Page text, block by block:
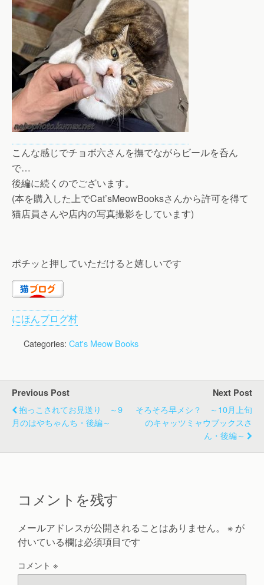
こんな感じでチョボ六さんを撫でながらビールを呑ん
で…
後編に続くのでございます。
(本を購入した上でCat’sMeowBooksさんから許可を得て
猫店員さんや店内の写真撮影をしています)
ポチッと押していただけると嬉しいです
にほんブログ村
Categories: Cat's Meow Books
Previous Post
抱っこされてお見送り ～9
月のはやちゃんち・後編～
Next Post
そろそろ早メシ？ ～10月上旬
のキャッツミャウブックスさ
ん・後編～
コメントを残す
メールアドレスが公開されることはありません。 ※ が
付いている欄は必須項目です
コメント ※